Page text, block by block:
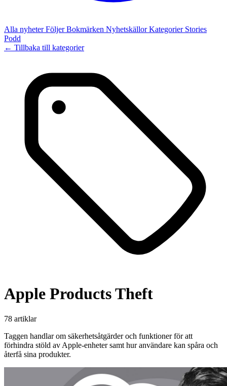
Alla nyheterFöljerBokmärken NyhetskällorKategorier Stories
Podd
← Tillbaka till kategorier
Apple Products Theft
78 artiklar
Taggen handlar om säkerhetsåtgärder och funktioner för att
förhindra stöld av Apple-enheter samt hur användare kan spåra och
återfå sina produkter.